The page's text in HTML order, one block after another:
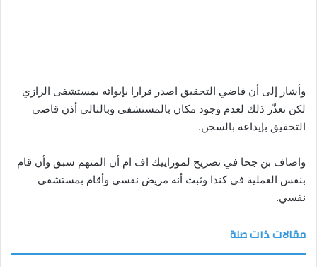
وأشار إلى أن قاضي التحقيق اصدر قرارا بإيوائه بمستشفى الرازي
لكن تعذّر ذلك لعدم وجود مكان بالمستشفى وبالتالي أذن قاضي
التحقيق بإيداعه بالسجن.
واضاف بن جحا في تصريح لموزاييك اف ام أن المتهم سبق وأن قام
بنفس العملية في كندا وثبت أنه مريض نفسي وأقام بمستشفى
نفسي.
مقالات ذات صلة